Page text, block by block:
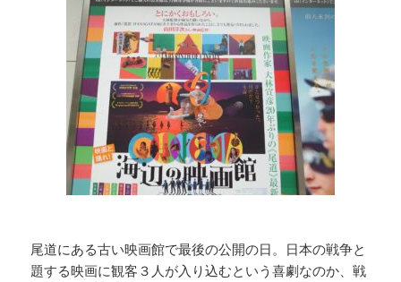
尾道にある古い映画館で最後の公開の日。日本の戦争と
題する映画に観客３人が入り込むという喜劇なのか、戦